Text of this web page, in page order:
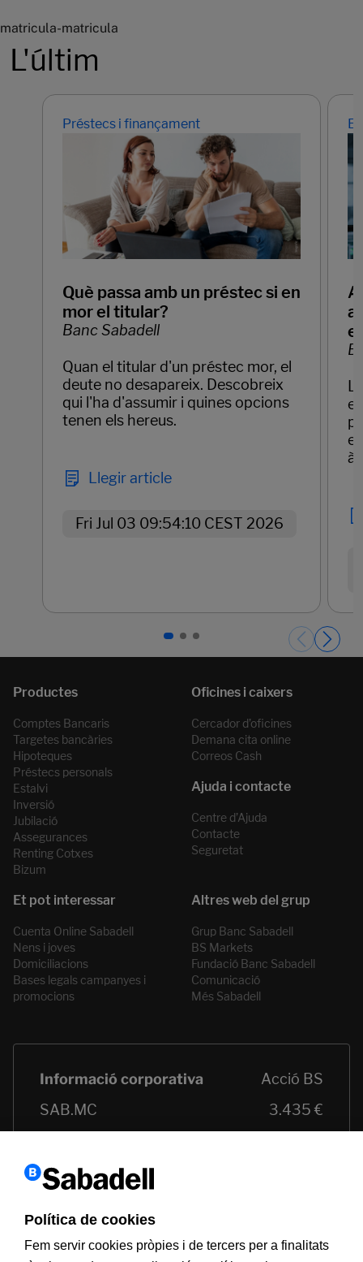
matricula-matricula
L'últim
Préstecs i finançament
Què passa amb un préstec si en
mor el titular?
Banc Sabadell
Quan el titular d'un préstec mor, el
deute no desapareix. Descobreix
qui l'ha d'assumir i quines opcions
tenen els hereus.
Llegir article
Fri Jul 03 09:54:10 CEST 2026
el
Comptes Bancaris
Targetes bancàries
Hipoteques
Préstecs personals
Estalvi
Inversió
Jubilació
Assegurances
Renting Cotxes
Bizum
Cercador d’oficines
Demana cita online
Correos Cash
Centre d’Ajuda
Contacte
Seguretat
Cuenta Online Sabadell
Nens i joves
Domiciliacions
Bases legals campanyes i
promocions
Grup Banc Sabadell
BS Markets
Fundació Banc Sabadell
Comunicació
Més Sabadell
Política de cookies
Fem servir cookies pròpies i de tercers per a finalitats